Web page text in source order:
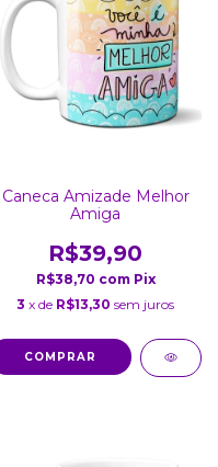
Caneca Amizade Melhor
Amiga
R$39,90
R$38,70 com Pix
3 x de R$13,30 sem juros
COMPRAR